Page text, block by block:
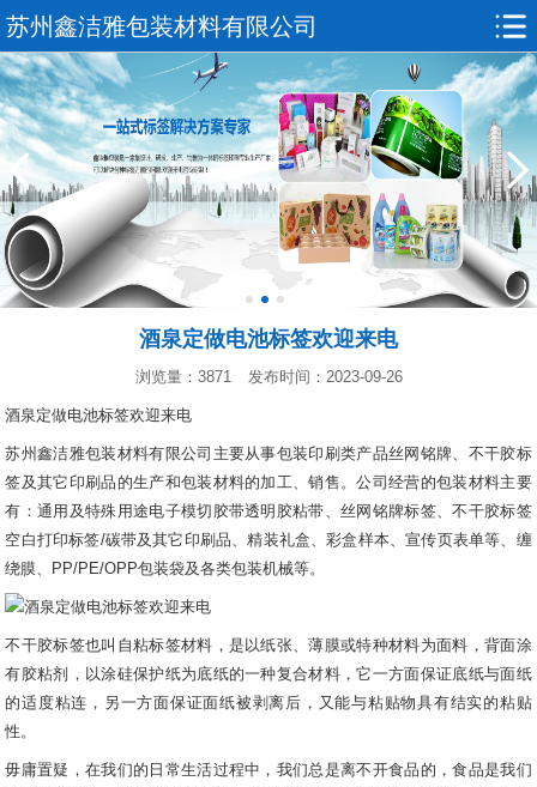
苏州鑫洁雅包装材料有限公司
酒泉定做电池标签欢迎来电
浏览量：3871 发布时间：2023-09-26
酒泉定做电池标签欢迎来电
苏州鑫洁雅包装材料有限公司主要从事包装印刷类产品丝网铭牌、不干胶标
签及其它印刷品的生产和包装材料的加工、销售。公司经营的包装材料主要
有：通用及特殊用途电子模切胶带透明胶粘带、丝网铭牌标签、不干胶标签
空白打印标签/碳带及其它印刷品、精装礼盒、彩盒样本、宣传页表单等、缠
绕膜、PP/PE/OPP包装袋及各类包装机械等。
不干胶标签也叫自粘标签材料，是以纸张、薄膜或特种材料为面料，背面涂
有胶粘剂，以涂硅保护纸为底纸的一种复合材料，它一方面保证底纸与面纸
的适度粘连，另一方面保证面纸被剥离后，又能与粘贴物具有结实的粘贴
性。
毋庸置疑，在我们的日常生活过程中，我们总是离不开食品的，食品是我们